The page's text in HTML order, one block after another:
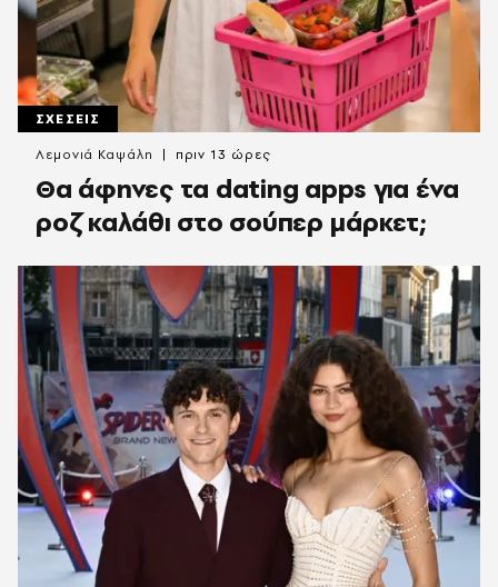
ΣΧΕΣΕΙΣ
Θα άφηνες τα dating apps για ένα
ροζ καλάθι στο σούπερ μάρκετ;
Λεμονιά Καψάλη πριν 13 ώρες